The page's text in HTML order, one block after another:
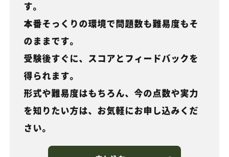
す。
本番そっくりの環境で問題数も難易度もそ
のままです。
受験後すぐに、スコアとフィードバックを
得られます。
形式や難易度はもちろん、今の点数や実力
を知りたい方は、お気軽にお申し込みくだ
さい。